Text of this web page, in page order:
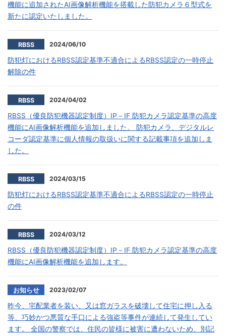
機能に追加されたAI画像解析機能を搭載した防犯カメラ６型式を
新たに認定いたしました。
2024/06/10
RBSS
防犯灯におけるRBSS認定基準不適合によるRBSS認定の一時停止
解除の件
2024/04/02
RBSS
RBSS（優良防犯機器認定制度）IP－IF 防犯カメラ認定基準の高度
機能にAI画像解析機能を追加しました。 防犯カメラ、デジタルレ
コーダ認定基準に個人情報の取扱いに関する記載事項を追加しま
した。
2024/03/15
RBSS
防犯灯におけるRBSS認定基準不適合によるRBSS認定の一時停止
の件
2024/03/12
RBSS
RBSS（優良防犯機器認定制度）IP－IF 防犯カメラ認定基準の高度
機能にAI画像解析機能を追加します。
2023/02/07
お知らせ
昨今、宅配業者を装い、又は窓ガラスを破壊して住宅に押し入る
等、巧妙かつ悪質な手口による強盗等事件が連続して発生してい
ます。 全国の警察では、住民の皆様に被害に遭わないため、別記